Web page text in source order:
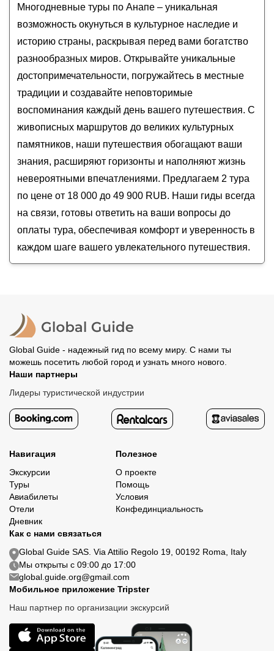
рюкзаками по долине реки Пшада (всё
включено)
На одной широте с виноградниками Италии:
гастропутешествие по винодельням
Краснодарского края
года от 18 000до 49 900 RUB
Многодневные туры по Анапе – уникальная
возможность окунуться в культурное наследие и
историю страны, раскрывая перед вами богатство
разнообразных миров. Открывайте уникальные
достопримечательности, погружайтесь в местные
традиции и создавайте неповторимые
воспоминания каждый день вашего путешествия. С
живописных маршрутов до великих культурных
памятников, наши путешествия обогащают ваши
знания, расширяют горизонты и наполняют жизнь
невероятными впечатлениями. Предлагаем 2 тура
по цене от 18 000 до 49 900 RUB. Наши гиды всегда
на связи, готовы ответить на ваши вопросы до
оплаты тура, обеспечивая комфорт и уверенность в
каждом шаге вашего увлекательного путешествия.
Global Guide - надежный гид по всему миру. С нами ты
можешь посетить любой город и узнать много нового.
Наши партнеры
Лидеры туристической индустрии
Навигация
Экскурсии
Туры
Авиабилеты
Отели
Дневник
Полезное
О проекте
Помощь
Условия
Конфединциальность
Как с нами связаться
Global Guide SAS. Via Attilio Regolo 19, 00192 Roma, Italy
Мы открыты с 09:00 до 17:00
global.guide.org@gmail.com
Мобильное приложение Tripster
Наш партнер по организации экскурсий